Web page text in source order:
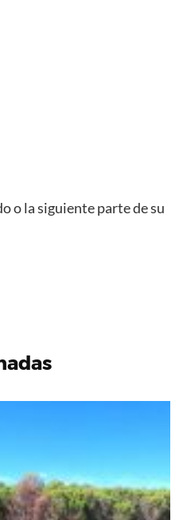
o la siguiente parte de su